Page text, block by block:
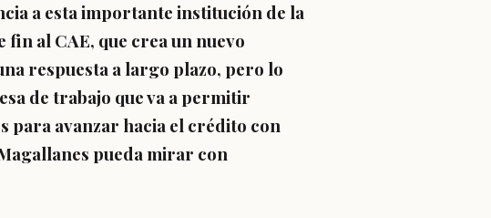
a esta importante institución de la
al CAE, que crea un nuevo
respuesta a largo plazo, pero lo
de trabajo que va a permitir
para avanzar hacia el crédito con
pueda mirar con